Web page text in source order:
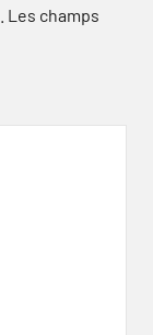
Les champs